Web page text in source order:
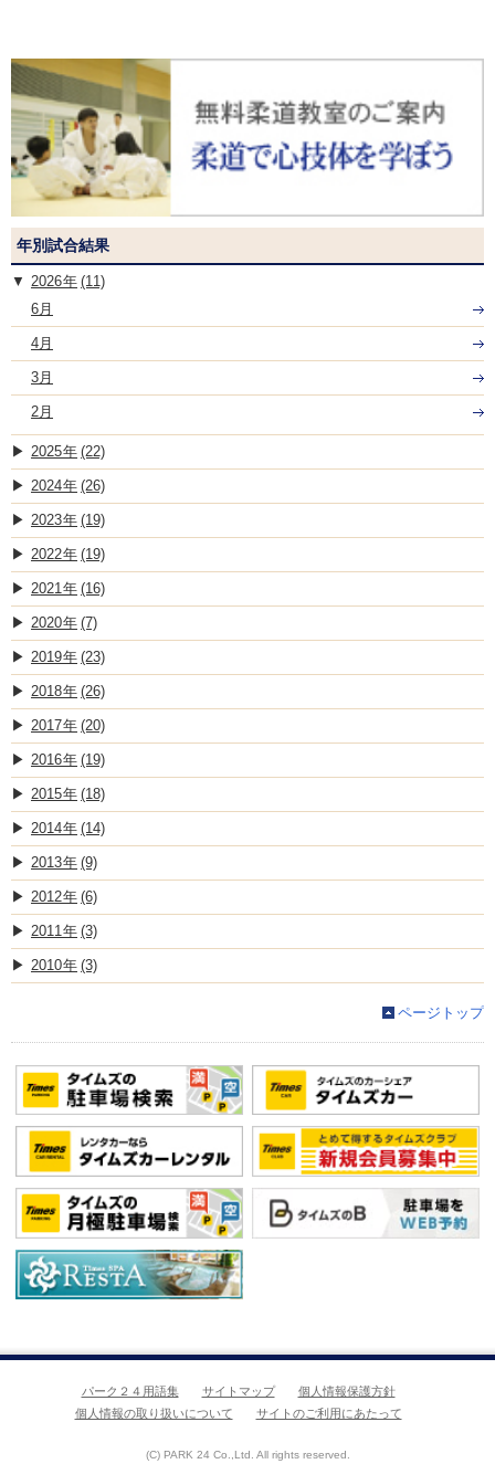
年別試合結果
2026
(11)
6月
4月
3月
2月
2025 (22)
2024 (26)
2023 (19)
2022 (19)
2021 (16)
2020 (7)
2019 (23)
2018 (26)
2017 (20)
2016 (19)
2015 (18)
2014 (14)
2013 (9)
2012 (6)
2011 (3)
2010 (3)
ページトップ
パーク２４用語集 サイトマップ
個人情報保護方針
個人情報の取り扱いについて
サイトのご利用にあたって
(C) PARK 24 Co.,Ltd. All rights reserved.